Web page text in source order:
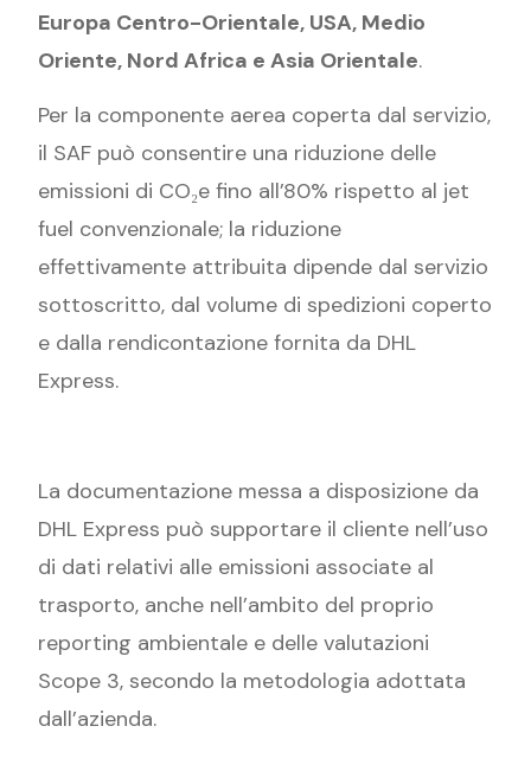
Europa Centro-Orientale, USA, Medio
Oriente, Nord Africa e Asia Orientale.
Per la componente aerea coperta dal servizio,
il SAF può consentire una riduzione delle
emissioni di CO₂e fino all’80% rispetto al jet
fuel convenzionale; la riduzione
effettivamente attribuita dipende dal servizio
sottoscritto, dal volume di spedizioni coperto
e dalla rendicontazione fornita da DHL
Express.
La documentazione messa a disposizione da
DHL Express può supportare il cliente nell’uso
di dati relativi alle emissioni associate al
trasporto, anche nell’ambito del proprio
reporting ambientale e delle valutazioni
Scope 3, secondo la metodologia adottata
dall’azienda.